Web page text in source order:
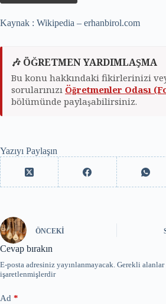
Kaynak : Wikipedia – erhanbirol.com
🎶 ÖĞRETMEN YARDIMLAŞMA
Bu konu hakkındaki fikirlerinizi
sorularınızı Öğretmenler Odası
bölümünde paylaşabilirsiniz.
Yazıyı Paylaşın
ÖNCEKI
Cevap bırakın
E-posta adresiniz yayınlanmayacak. Gerekli alanlar
işaretlenmişlerdir
Ad *